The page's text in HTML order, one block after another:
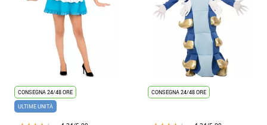
CONSEGNA 24/48 ORE
ULTIME UNITÀ
CONSEGNA 24/48 ORE